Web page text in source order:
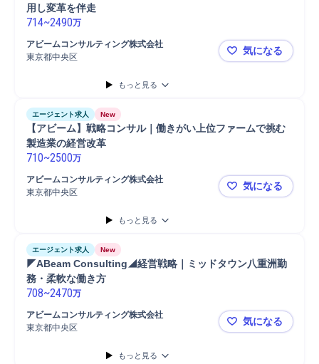
用し変革を伴走
714~2490万
アビームコンサルティング株式会社
東京都中央区
◤ABeam
気になる
もっと見る
エージェント求人 New
【アビーム】戦略コンサル｜働きがい上位ファームで挑む
製造業の経営改革
710~2500万
アビームコンサルティング株式会社
東京都中央区
【アビーム
気になる
もっと見る
エージェント求人 New
◤ABeam Consulting◢経営戦略｜ミッドタウン八重洲勤
務・柔軟な働き方
708~2470万
アビームコンサルティング株式会社
東京都中央区
◤ABeam
気になる
もっと見る